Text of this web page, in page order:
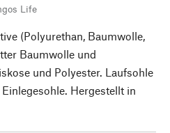
Life
(Polyurethan, Baumwolle,
Baumwolle und
und Polyester. Laufsohle
Hergestellt in